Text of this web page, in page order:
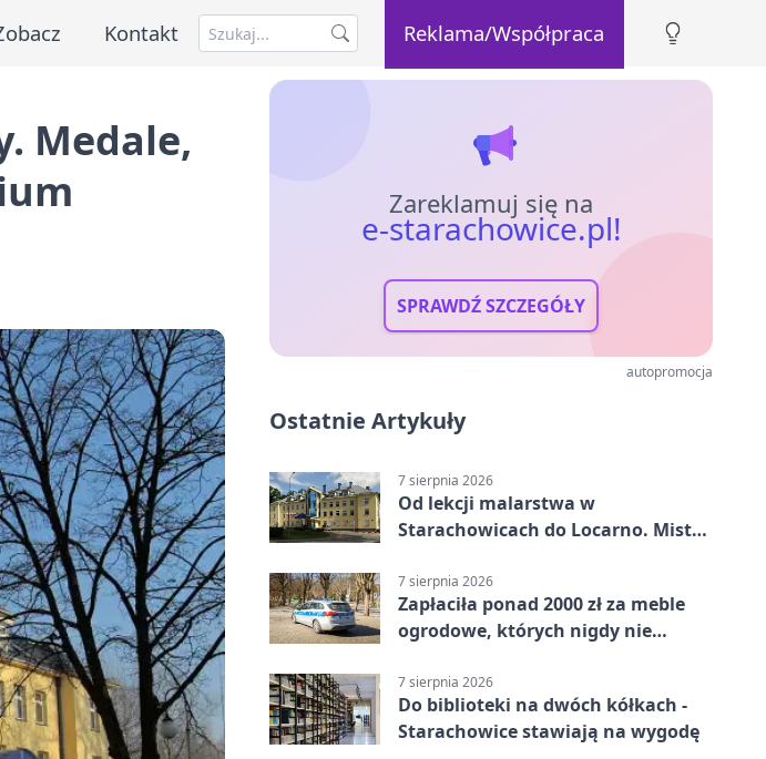
Kontakt Reklama/Współpraca
Medale,
Zareklamuj się na
e-starachowice.pl!
SPRAWDŹ SZCZEGÓŁY
autopromocja
Ostatnie Artykuły
7 sierpnia 2026
Od lekcji malarstwa w
Starachowicach do Locarno. Mistrz
7 sierpnia 2026
Zapłaciła ponad 2000 zł za meble
ogrodowe, których nigdy nie
7 sierpnia 2026
Do biblioteki na dwóch kółkach -
Starachowice stawiają na wygodę